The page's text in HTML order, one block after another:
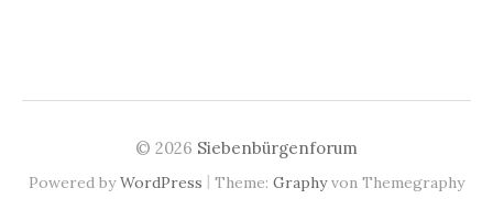
© 2026 Siebenbürgenforum
Powered byWordPress | Theme: Graphyvon Themegraphy